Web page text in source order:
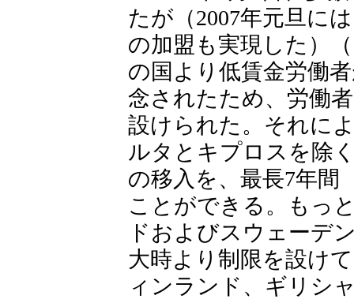
たが（2007年元旦に
の加盟も実現した）
の国より低賃金労働
念されたため、労働
設けられた。それに
ルタとキプロスを除
の移入を、最長7年間
ことができる。もっ
ドおよびスウェーデ
大時より制限を設け
ィンランド、ギリシ